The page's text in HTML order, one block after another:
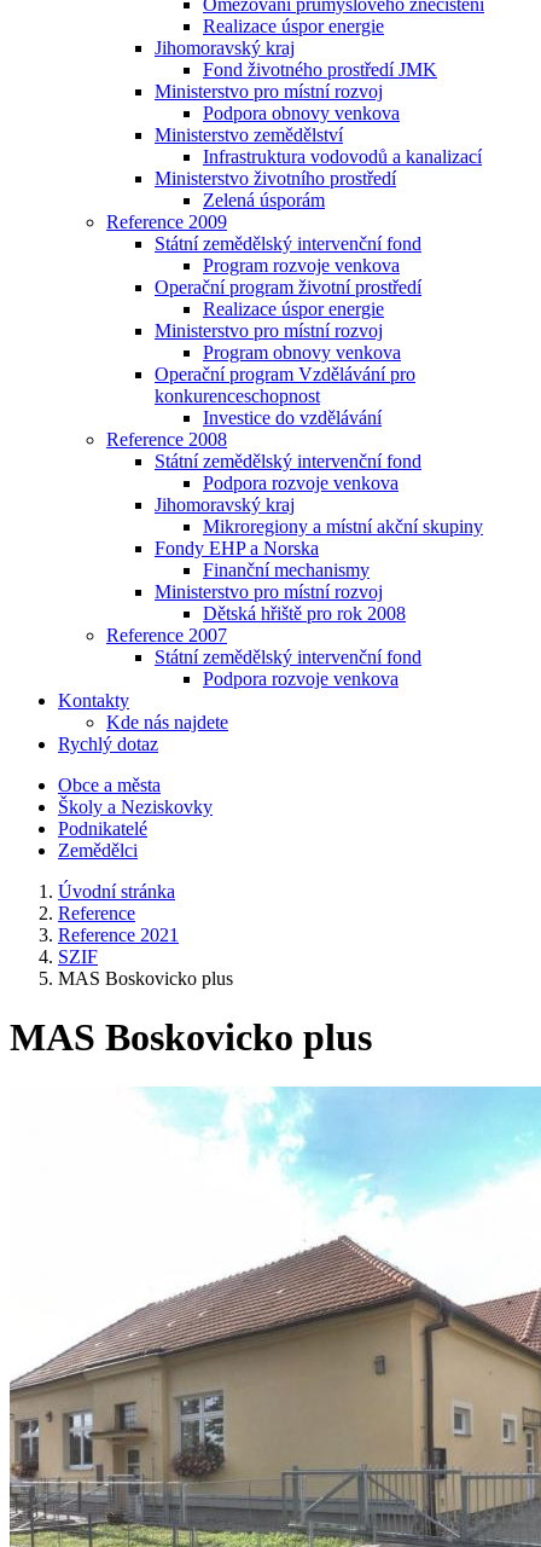
Omezování průmyslového znečištění
Realizace úspor energie
Jihomoravský kraj
Fond životného prostředí JMK
Ministerstvo pro místní rozvoj
Podpora obnovy venkova
Ministerstvo zemědělství
Infrastruktura vodovodů a kanalizací
Ministerstvo životního prostředí
Zelená úsporám
Reference 2009
Státní zemědělský intervenční fond
Program rozvoje venkova
Operační program životní prostředí
Realizace úspor energie
Ministerstvo pro místní rozvoj
Program obnovy venkova
Operační program Vzdělávání pro
konkurenceschopnost
Investice do vzdělávání
Reference 2008
Státní zemědělský intervenční fond
Podpora rozvoje venkova
Jihomoravský kraj
Mikroregiony a místní akční skupiny
Fondy EHP a Norska
Finanční mechanismy
Ministerstvo pro místní rozvoj
Dětská hřiště pro rok 2008
Reference 2007
Státní zemědělský intervenční fond
Podpora rozvoje venkova
Kontakty
Kde nás najdete
Rychlý dotaz
Obce a města
Školy a Neziskovky
Podnikatelé
Zemědělci
Úvodní stránka
Reference
Reference 2021
SZIF
MAS Boskovicko plus
MAS Boskovicko plus